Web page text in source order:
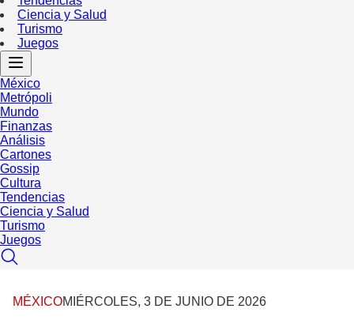
Ciencia y Salud
Turismo
Juegos
México
Metrópoli
Mundo
Finanzas
Análisis
Cartones
Gossip
Cultura
Tendencias
Ciencia y Salud
Turismo
Juegos
MÉXICOMIÉRCOLES, 3 DE JUNIO DE 2026